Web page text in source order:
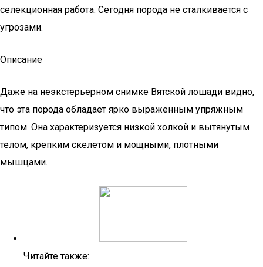
селекционная работа. Сегодня порода не сталкивается с
угрозами.
Описание
Даже на неэкстерьерном снимке Вятской лошади видно,
что эта порода обладает ярко выраженным упряжным
типом. Она характеризуется низкой холкой и вытянутым
телом, крепким скелетом и мощными, плотными
мышцами.
Читайте также: